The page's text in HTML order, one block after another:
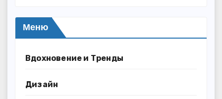
Меню
Вдохновение и Тренды
Дизайн